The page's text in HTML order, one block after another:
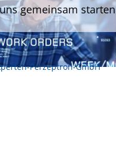
gemeinsam starten